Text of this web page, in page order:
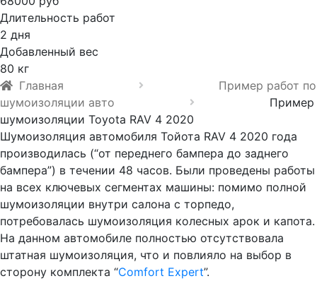
Длительность работ
2 дня
Добавленный вес
80 кг
Главная
Пример работ по
шумоизоляции авто
Пример
шумоизоляции Toyota RAV 4 2020
Шумоизоляция автомобиля Тойота RAV 4 2020 года
производилась (“от переднего бампера до заднего
бампера”) в течении 48 часов. Были проведены работы
на всех ключевых сегментах машины: помимо полной
шумоизоляции внутри салона с торпедо,
потребовалась шумоизоляция колесных арок и капота.
На данном автомобиле полностью отсутствовала
штатная шумоизоляция, что и повлияло на выбор в
сторону комплекта “Comfort Expert”.